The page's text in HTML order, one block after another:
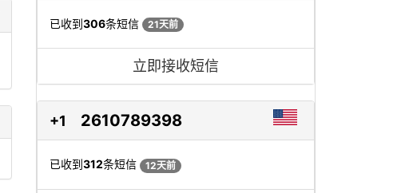
已收到306条短信 21天前
立即接收短信
+1 2610789398
已收到312条短信 12天前